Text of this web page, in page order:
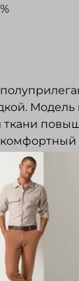
ткани
пуговицу .
на
с
Отлично